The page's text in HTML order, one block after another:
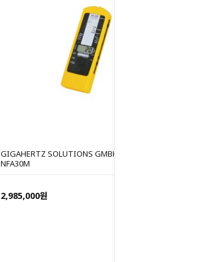
GIGAHERTZ SOLUTIONS GMBH 전자파측정기
NFA30M
2,985,000원